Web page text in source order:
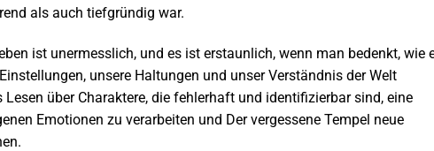
als auch tiefgründig war.
ist unermesslich, und es ist erstaunlich, wenn man bedenkt, wie
unsere Haltungen und unser Verständnis der Welt
über Charaktere, die fehlerhaft und identifizierbar sind, eine
Emotionen zu verarbeiten und Der vergessene Tempel neue